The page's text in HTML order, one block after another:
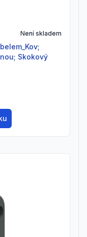
Není skladem
Skokový